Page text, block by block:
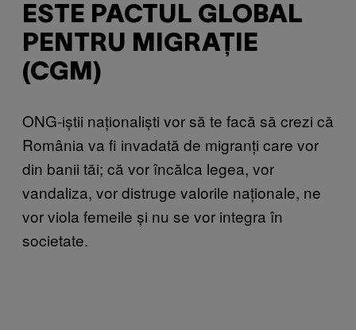
ESTE PACTUL GLOBAL
PENTRU MIGRAȚIE
(CGM)
ONG-iștii naționaliști vor să te facă să crezi că
România va fi invadată de migranți care vor
din banii tăi; că vor încălca legea, vor
vandaliza, vor distruge valorile naționale, ne
vor viola femeile și nu se vor integra în
societate.